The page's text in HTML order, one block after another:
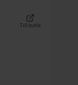
Till butik